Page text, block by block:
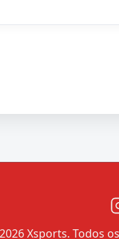
Xsports. Todos